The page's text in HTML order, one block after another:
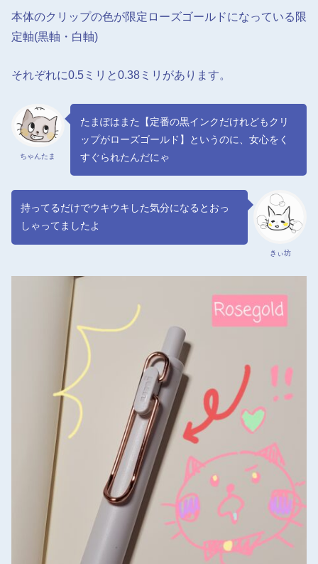
本体のクリップの色が限定ローズゴールドになっている限
定軸(黒軸・白軸)
それぞれに0.5ミリと0.38ミリがあります。
ちゃんたま
たまぽはまた【定番の黒インクだけれどもクリ
ップがローズゴールド】というのに、女心をく
すぐられたんだにゃ
きぃ坊
持ってるだけでウキウキした気分になるとおっ
しゃってましたよ